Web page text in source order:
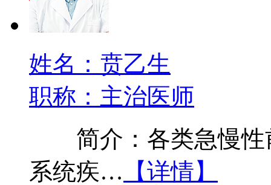
姓名：贲乙生
职称：主治医师
简介：各类急慢性
系统疾… 【详情】